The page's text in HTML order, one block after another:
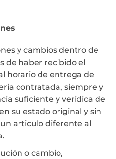
y cambios dentro de
de haber recibido el
horario de entrega de
contratada, siempre y
suficiente y veridica de
su estado original y sin
articulo diferente al
o cambio,